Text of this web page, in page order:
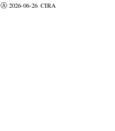
Ⓐ 2026-06-26 CIRA